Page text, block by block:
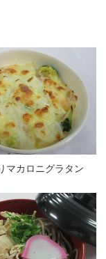
マカロニグラタン